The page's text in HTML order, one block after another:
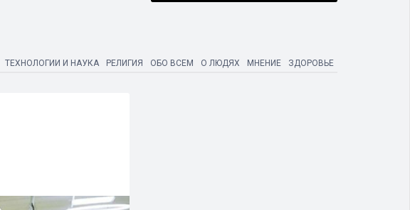
ТЕХНОЛОГИИ И НАУКА РЕЛИГИЯ ОБО ВСЕМ О ЛЮДЯХ МНЕНИЕ ЗДОРОВЬЕ